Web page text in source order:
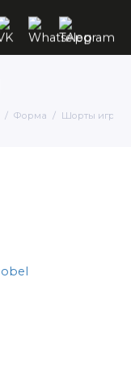
Форма Шорты